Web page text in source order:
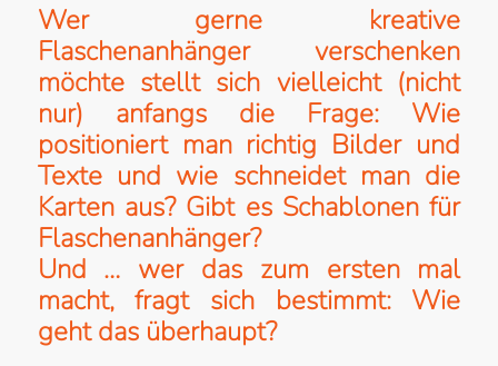
Wer gerne kreative
Flaschenanhänger verschenken
möchte stellt sich vielleicht (nicht
nur) anfangs die Frage: Wie
positioniert man richtig Bilder und
Texte und wie schneidet man die
Karten aus? Gibt es Schablonen für
Flaschenanhänger?
Und … wer das zum ersten mal
macht, fragt sich bestimmt: Wie
geht das überhaupt?